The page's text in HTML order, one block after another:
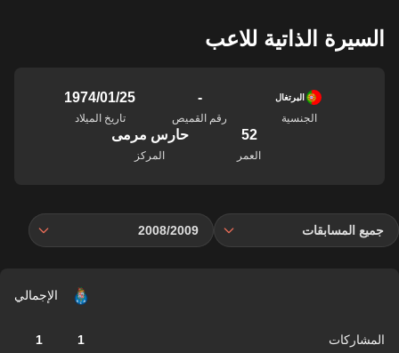
السيرة الذاتية للاعب
البرتغال
الجنسية
-
رقم القميص
25‏/01‏/1974
تاريخ الميلاد
52
العمر
حارس مرمى
المركز
جميع المسابقات 2008/2009
الإجمالي
المشاركات 1
1